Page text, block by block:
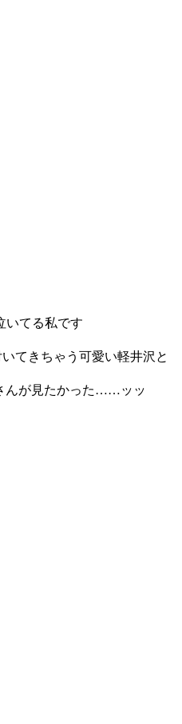
私です
愛い軽井沢と
た……ッッ